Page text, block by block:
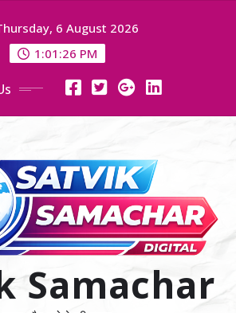
6 August 2026
1:01:27 PM
Samachar